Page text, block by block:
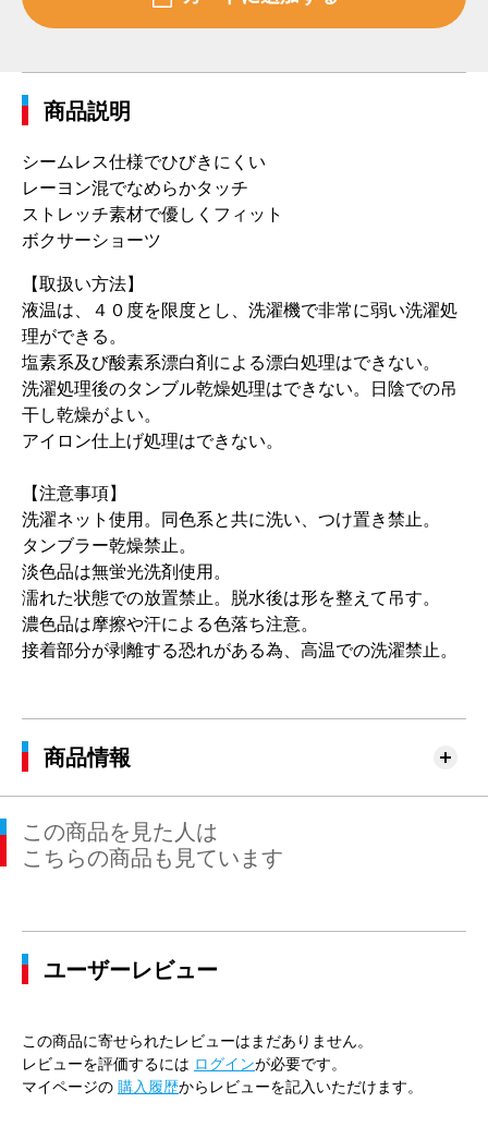
商品説明
シームレス仕様でひびきにくい
レーヨン混でなめらかタッチ
ストレッチ素材で優しくフィット
ボクサーショーツ
【取扱い方法】
液温は、４０度を限度とし、洗濯機で非常に弱い洗濯処
理ができる。
塩素系及び酸素系漂白剤による漂白処理はできない。
洗濯処理後のタンブル乾燥処理はできない。日陰での吊
干し乾燥がよい。
アイロン仕上げ処理はできない。
【注意事項】
洗濯ネット使用。同色系と共に洗い、つけ置き禁止。
タンブラー乾燥禁止。
淡色品は無蛍光洗剤使用。
濡れた状態での放置禁止。脱水後は形を整えて吊す。
濃色品は摩擦や汗による色落ち注意。
接着部分が剥離する恐れがある為、高温での洗濯禁止。
商品情報
この商品を見た人は
こちらの商品も見ています
ユーザーレビュー
この商品に寄せられたレビューはまだありません。
レビューを評価するには ログインが必要です。
マイページの 購入履歴からレビューを記入いただけます。